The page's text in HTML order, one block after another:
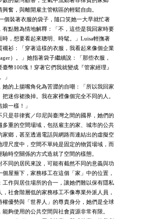
奮，與離開雇主管轄區的輕鬆自由。
個裝著衣服的袋子，隨口笑她一大早就忙著
有點難為情地解釋：「不，這些是我回家時要
時，想要看起來聰明、時髦。」Luisa輕撫著
襯衫：「穿著這樣的衣服，我看起來像個企業
）。」她指著袋子繼續說：「那些衣服，
幣100塊！穿著它們我就變成『管家經理』
」
她的上揚嘴角化為苦澀的自嘲：「所以我回家
迷你裙換掉。我在家裡像個完全不同的人。
一樣！」
只是菲律賓／印尼與臺灣之間的國界，她們的
多重的空間場域，包括雇主的家、城市的公共
家鄉，甚至透過電話與網路而連結出的虛擬空
理尺度中，空間不單純是固定的物質場域，而
時空關係的方式造就了空間的樣態。
不同的居民來說，可能有截然不同的意義與功
屋簷下，家務移工在這個「家」中的位置，
工作與居住場所的合一，讓她們難以保有隱私
，社會階層低的家務移工不像專業外派人員，
權優勢與「世界人」的尊貴身分，她們是全球
夠使用的公共空間與社會資源非常有限。